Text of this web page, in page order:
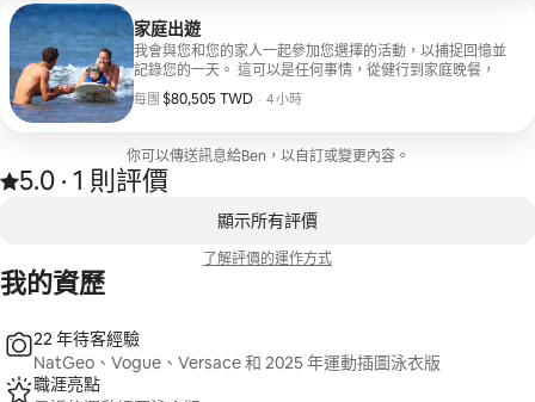
家庭出遊
我會與您和您的家人一起參加您選擇的活動，以捕捉回憶並
記錄您的一天。 這可以是任何事情，從健行到家庭晚餐，
每團 $80,505 TWD
每團 $80,505 TWD
、 · 4 小時
你可以傳送訊息給Ben，以自訂或變更內容。
共收到 1 則評價，平均評分為 5.0 顆星（滿分 5 顆星）
5.0
、 · 1 則評價
顯示所有評價
了解評價的運作方式
我的資歷
22 年待客經驗
NatGeo、Vogue、Versace 和 2025 年運動插圖泳衣版
職涯亮點